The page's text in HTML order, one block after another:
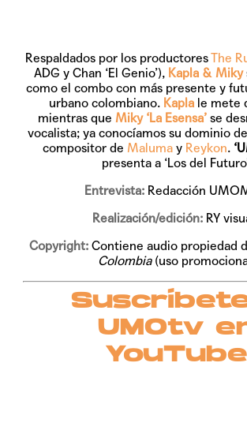
Respaldados por los productoresThe
ADG y Chan ‘El Genio’), Kapla & Miky
como el combo con más presente y
urbano colombiano. Kapla le mete
mientras queMiky ‘La Esensa’ se
vocalista; ya conocíamos su dominio
compositor de Malumay Reykon.
presenta a ‘Los del
Entrevista: Redacción
Realización/edición: RY
Copyright: Contiene audio propiedad
Colombia(uso
UMOtv
YouTube